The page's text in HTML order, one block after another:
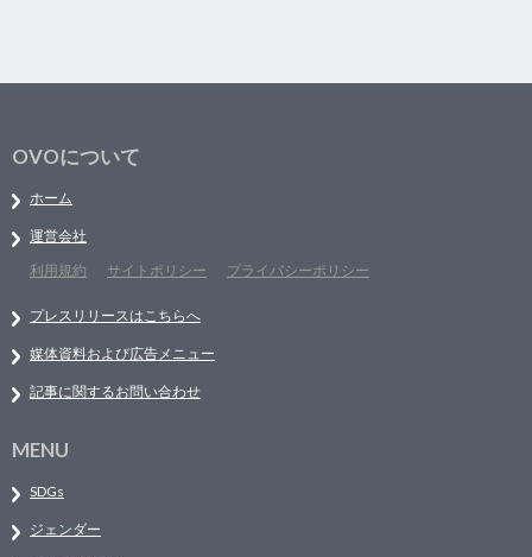
OVOについて
ホーム
運営会社
利用規約
サイトポリシー プライバシーポリシー
プレスリリースはこちらへ
媒体資料および広告メニュー
記事に関するお問い合わせ
MENU
SDGs
ジェンダー